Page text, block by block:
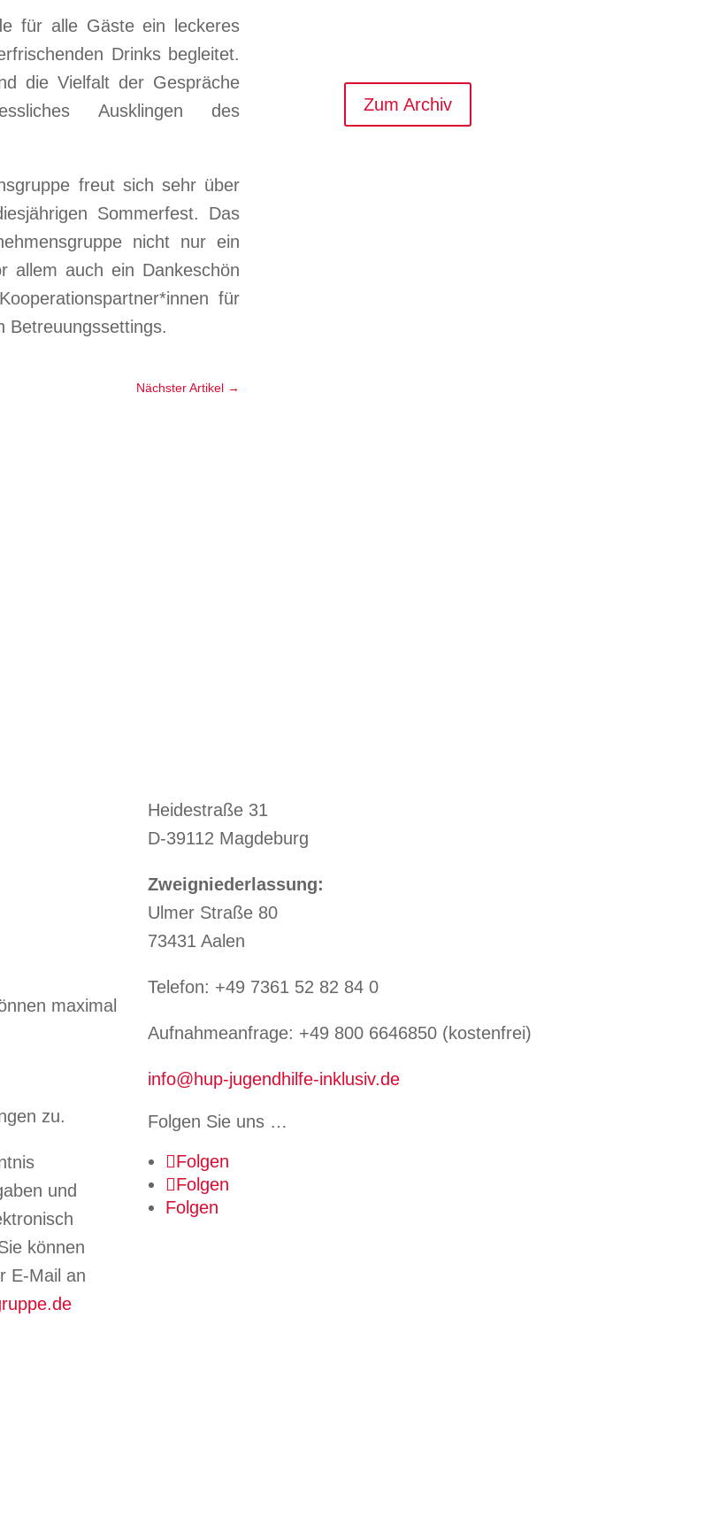
für alle Gäste ein leckeres
Drinks begleitet.
die Vielfalt der Gespräche
Ausklingen des
freut sich sehr über
Sommerfest. Das
nicht nur ein
allem auch ein Dankeschön
für
Betreuungssettings.
Nächster Artikel →
Zum Archiv
maximal
zu.
und
können
E-Mail an
Heidestraße 31
D-39112 Magdeburg
Zweigniederlassung:
Ulmer Straße 80
73431 Aalen
Telefon: +49 7361 52 82 84 0
Aufnahmeanfrage: +49 800 6646850 (kostenfrei)
info@hup-jugendhilfe-inklusiv.de
Folgen Sie uns …
Folgen
Folgen
Folgen